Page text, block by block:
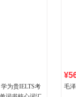
为贵IELTS考
毛